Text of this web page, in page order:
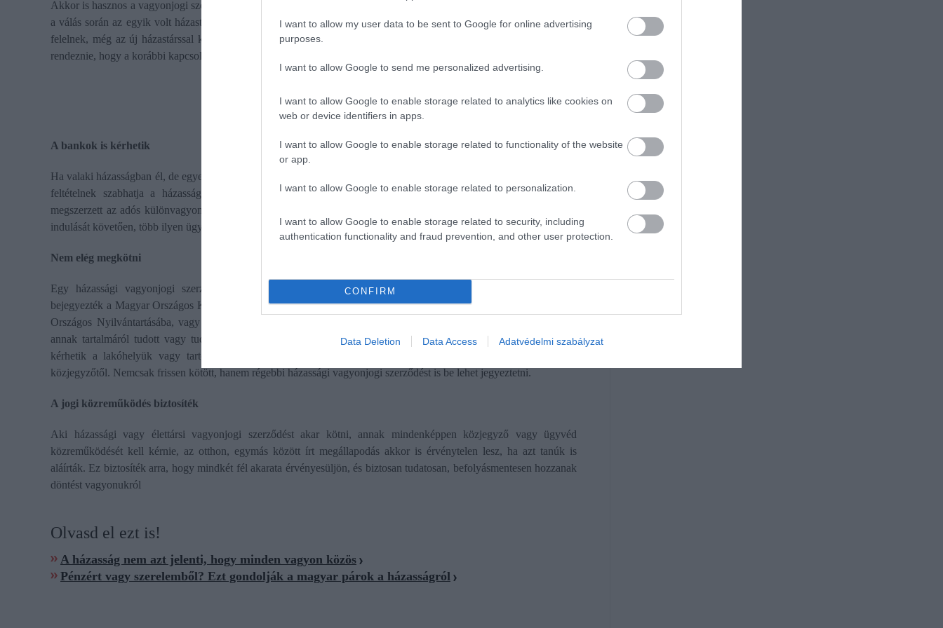
I want to allow my user data to be sent to Google for online advertising
purposes.
I want to allow Google to send me personalized advertising.
I want to allow Google to enable storage related to analytics like cookies on
web or device identifiers in apps.
I want to allow Google to enable storage related to functionality of the website
or app.
I want to allow Google to enable storage related to personalization.
I want to allow Google to enable storage related to security, including
authentication functionality and fraud prevention, and other user protection.
CONFIRM
Data Deletion Data Access Adatvédelmi szabályzat
Akkor is hasznos a vagyonjogi szerződés, ha valaki az előző házasságban közösen vett fel hitelt egy lakásra. Hiába lett
a válás során az egyik volt házastársé az ingatlan, a kölcsön visszafizetéséért alapesetben mindketten egyetemlegesen
felelnek, még az új házastárssal közös vagyonnal is. Ezért az érintett félnek célszerű lehet vagyonjogi szerződésben
rendeznie, hogy a korábbi kapcsolatból eredő kötelezettségek ne keveredjenek az új házasság vagyoni viszonyaival.
A bankok is kérhetik
Ha valaki házasságban él, de egyedül vesz fel egy lakáshitelt és házastársát nem vonja be adóstársként, akkor a bank is
feltételnek szabhatja a házassági vagyonjogi szerződés megkötését, amelyben meghatározzák, hogy a hitelből
megszerzett az adós különvagyonába tartozik. A közjegyzői tapasztalatok szerint 2025-ben, az Otthon Start program
indulását követően, több ilyen ügyben is kértek közjegyzői közreműködést.
Nem elég megkötni
Egy házassági vagyonjogi szerződés harmadik féllel, például egy bankkal szemben csak akkor hatályos, ha
bejegyezték a Magyar Országos Közjegyzői Kamara által működtetett Házassági és Élettársi Vagyonjogi Szerződések
Országos Nyilvántartásába, vagy a házastársak bizonyítják, hogy a harmadik személy a szerződés fennállásáról és
annak tartalmáról tudott vagy tudnia kellett. A bejegyzést a házastársak, illetve élettársak személyesen és közösen
kérhetik a lakóhelyük vagy tartózkodási helyük szerint illetékes vagy a szerződést közjegyzői okiratba foglaló
közjegyzőtől. Nemcsak frissen kötött, hanem régebbi házassági vagyonjogi szerződést is be lehet jegyeztetni.
A jogi közreműködés biztosíték
Aki házassági vagy élettársi vagyonjogi szerződést akar kötni, annak mindenképpen közjegyző vagy ügyvéd
közreműködését kell kérnie, az otthon, egymás között írt megállapodás akkor is érvénytelen lesz, ha azt tanúk is
aláírták. Ez biztosíték arra, hogy mindkét fél akarata érvényesüljön, és biztosan tudatosan, befolyásmentesen hozzanak
döntést vagyonukról
Olvasd el ezt is!
A házasság nem azt jelenti, hogy minden vagyon közös
Pénzért vagy szerelemből? Ezt gondolják a magyar párok a házasságról